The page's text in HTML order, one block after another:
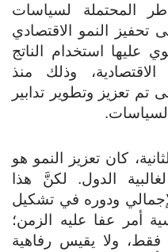
المحتملة لسياسات
النمو الاقتصادي
استخدام الناتج
وذلك منذ
وتطوير تدابير
كان تعزيز النمو هو
الدول. لكنَّ هذا
ودوره في تشكيل
أمر عفا عليه الزمن؛
ولا يقيس رفاهية